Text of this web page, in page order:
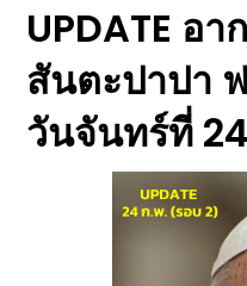
UPDATE อ
สันตะปาปา
วันจันทร์ที่